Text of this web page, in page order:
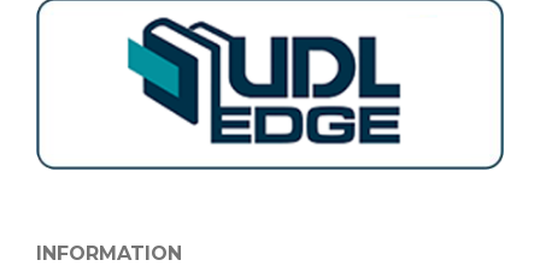
INFORMATION